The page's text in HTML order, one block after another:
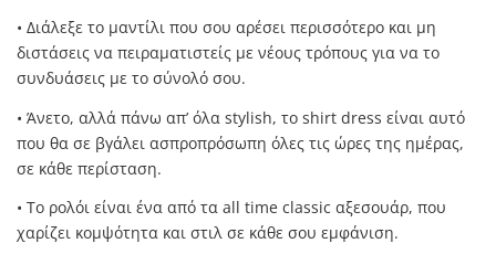
• ∆ιάλεξε το µαντίλι που σου αρέσει περισσότερο και µη
διστάσεις να πειραµατιστείς µε νέους τρόπους για να το
συνδυάσεις µε το σύνολό σου.
• Άνετο, αλλά πάνω απ’ όλα stylish, το shirt dress είναι αυτό
που θα σε βγάλει ασπροπρόσωπη όλες τις ώρες της ηµέρας,
σε κάθε περίσταση.
• Το ρολόι είναι ένα από τα all time classic αξεσουάρ, που
χαρίζει κοµψότητα και στιλ σε κάθε σου εµφάνιση.